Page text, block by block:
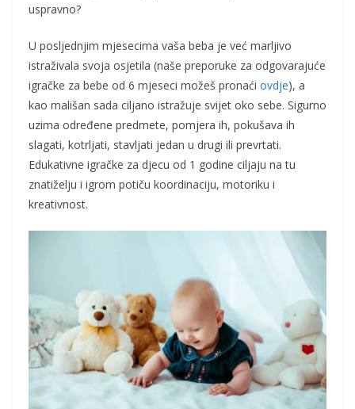
uspravno?
U posljednjim mjesecima vaša beba je već marljivo
istraživala svoja osjetila (naše preporuke za odgovarajuće
igračke za bebe od 6 mjeseci možeš pronaći ovdje), a
kao mališan sada ciljano istražuje svijet oko sebe. Sigurno
uzima određene predmete, pomjera ih, pokušava ih
slagati, kotrljati, stavljati jedan u drugi ili prevrtati.
Edukativne igračke za djecu od 1 godine ciljaju na tu
znatiželju i igrom potiču koordinaciju, motoriku i
kreativnost.